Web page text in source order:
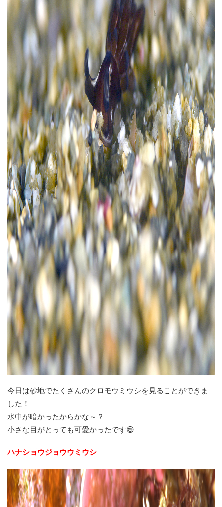
今日は砂地でたくさんのクロモウミウシを見ることができま
した！
水中が暗かったからかな～？
小さな目がとっても可愛かったです😄
ハナショウジョウウミウシ